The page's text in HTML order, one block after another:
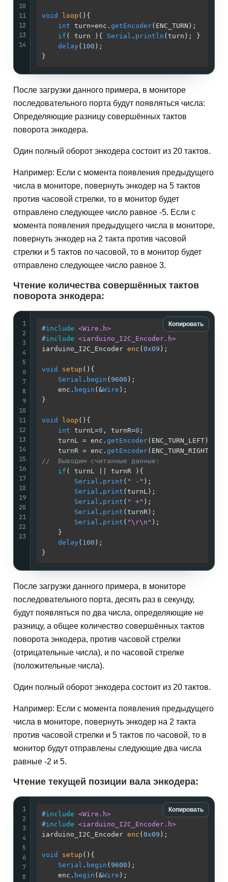
10
11
12
13
14
void loop ()
int turn=enc. getEncoder
if ( turn ){ Serial . println
delay( 100
После загрузки данного примера, в мониторе
последовательного порта будут появляться числа:
Определяющие разницу совершённых тактов
поворота энкодера.
Один полный оборот энкодера состоит из 20 тактов.
Например: Если с момента появления предыдущего
числа в мониторе, повернуть энкодер на 5 тактов
против часовой стрелки, то в монитор будет
отправлено следующее число равное -5. Если с
момента появления предыдущего числа в мониторе,
повернуть энкодер на 2 такта против часовой
стрелки и 5 тактов по часовой, то в монитор будет
отправлено следующее число равное 3.
Чтение количества совершённых тактов
поворота энкодера:
Копировать
1
2
3
4
5
6
7
8
9
10
11
12
13
14
15
16
17
18
19
20
21
22
23
#include <Wire.h>
#include <iarduino_I2C_Encoder.h>
iarduino_I2C_Encoder enc ( 0x09 )
void setup ()
Serial . begin ( 9600
    enc.
begin (&Wire
void loop ()
int turnL=0 , turnR=0
    turnL = enc.
getEncoder
    turnR = enc.
getEncoder
//  Выводим считанные данные:
if ( turnL || turnR
Serial . print ( " -"
Serial . print
Serial . print ( " +"
Serial . print
Serial . print ( "\r\n"
delay( 100
После загрузки данного примера, в мониторе
последовательного порта, десять раз в секунду,
будут появляться по два числа, определяющие не
разницу, а общее количество совершённых тактов
поворота энкодера, против часовой стрелки
(отрицательные числа), и по часовой стрелке
(положительные числа).
Один полный оборот энкодера состоит из 20 тактов.
Например: Если с момента появления предыдущего
числа в мониторе, повернуть энкодер на 2 такта
против часовой стрелки и 5 тактов по часовой, то в
монитор будут отправлены следующие два числа
равные -2 и 5.
Чтение текущей позиции вала энкодера:
Копировать
1
2
3
4
5
6
7
8
#include <Wire.h>
#include <iarduino_I2C_Encoder.h>
iarduino_I2C_Encoder enc ( 0x09 )
void setup ()
Serial . begin ( 9600
    enc.
begin (&Wire